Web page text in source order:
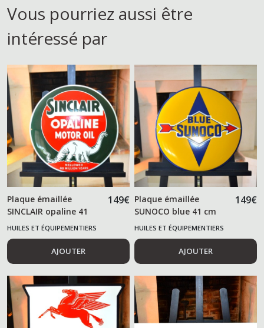
Vous pourriez aussi être
intéressé par
Plaque émaillée
SINCLAIR opaline 41
cm
149€
HUILES ET ÉQUIPEMENTIERS
AUTOMOBILES
AJOUTER
Plaque émaillée
SUNOCO blue 41 cm
149€
HUILES ET ÉQUIPEMENTIERS
AUTOMOBILES
AJOUTER